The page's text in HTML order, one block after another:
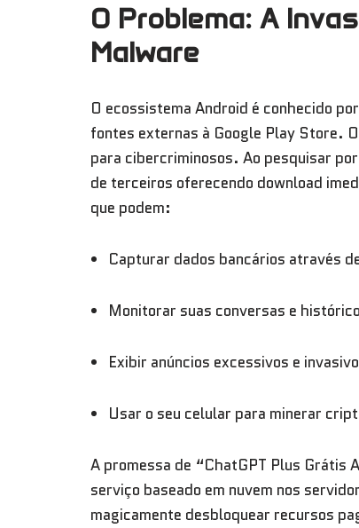
O Problema: A
Malware
O ecossistema Android é conhecido
fontes externas à Google Play Store.
para cibercriminosos. Ao pesquisar
de terceiros oferecendo download
que podem:
Capturar dados bancários através
Monitorar suas conversas e
Exibir anúncios excessivos e
Usar o seu celular para minerar
A promessa de “ChatGPT Plus Grátis
serviço baseado em nuvem nos
magicamente desbloquear recursos